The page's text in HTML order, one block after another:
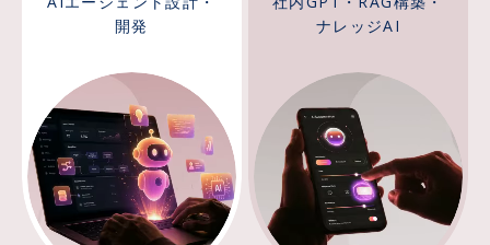
ちな「絵は立派だが誰も動
です。AIコンサルに何を期
待すべきかが曖昧なまま進
むと、PoC予算の獲得どこ
ろか、経営会議を通す材料
すら揃いません。必要なの
は構想の網羅性ではなく、
経営課題から降ろした1つの
入支援でまず疑うべきなの
なく、元のやり方のほうが
結果的に速いと現場が感じ
ているという単純な事実で
す。PoCから本番移行への
設計図がないまま「まずは
動かしてみる」で進める
と、対象業務の選定基準も
開発
ナレッジAI